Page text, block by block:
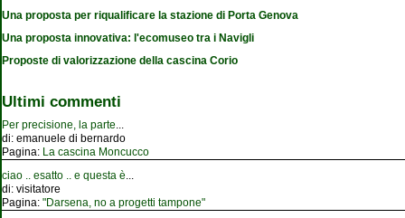
Una proposta per riqualificare la stazione di Porta Genova
Una proposta innovativa: l'ecomuseo tra i Navigli
Proposte di valorizzazione della cascina Corio
Ultimi commenti
Per precisione, la parte
di: emanuele di bernardo
Pagina: La cascina Moncucco
ciao .. esatto .. e questa è
di: visitatore
Pagina: "Darsena, no a progetti tampone"